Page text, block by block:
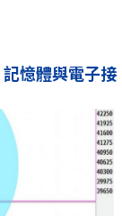
憶體與電子接